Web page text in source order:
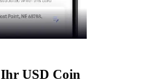
Ihr USD Coin